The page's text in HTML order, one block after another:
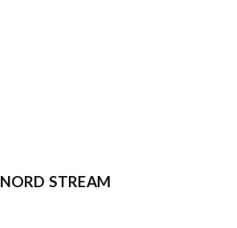
NORD STREAM